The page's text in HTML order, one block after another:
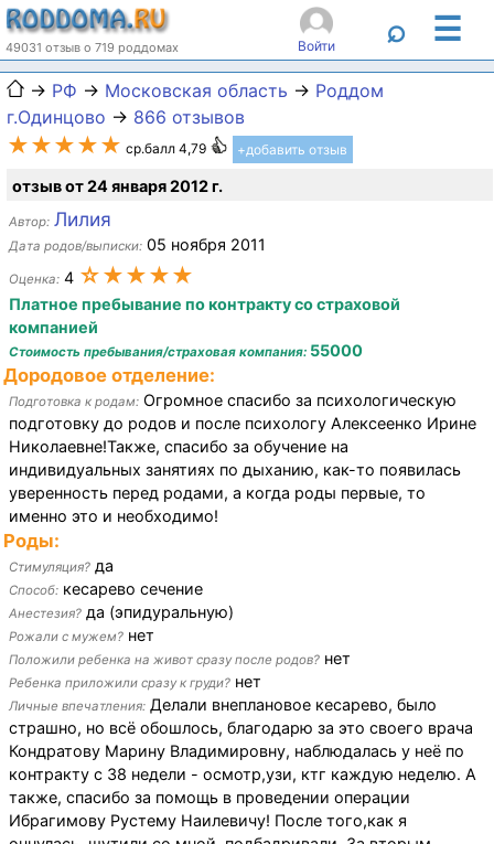
49031 отзыв о 719 роддомах Войти ⌕ ☰
→ РФ → Московская область → Роддом
г.Одинцово → 866 отзывов
★★★★★ ср.балл 4,79 +добавить отзыв
отзыв от 24 января 2012 г.
Автор: Лилия
Дата родов/выписки: 05 ноября 2011
Оценка: 4 ☆★★★★
Платное пребывание по контракту со страховой
компанией
Стоимость пребывания/страховая компания: 55000
Дородовое отделение:
Подготовка к родам: Огромное спасибо за психологическую
подготовку до родов и после психологу Алексеенко Ирине
Николаевне!Также, спасибо за обучение на
индивидуальных занятиях по дыханию, как-то появилась
уверенность перед родами, а когда роды первые, то
именно это и необходимо!
Роды:
Стимуляция? да
Способ: кесарево сечение
Анестезия? да (эпидуральную)
Рожали с мужем? нет
Положили ребенка на живот сразу после родов? нет
Ребенка приложили сразу к груди? нет
Личные впечатления: Делали внеплановое кесарево, было
страшно, но всё обошлось, благодарю за это своего врача
Кондратову Марину Владимировну, наблюдалась у неё по
контракту с 38 недели - осмотр,узи, ктг каждую неделю. А
также, спасибо за помощь в проведении операции
Ибрагимову Рустему Наилевичу! После того,как я